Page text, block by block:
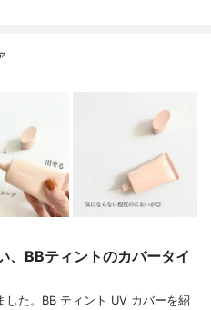
、BBティントのカバータイ
た。BB ティント UV カバーを紹